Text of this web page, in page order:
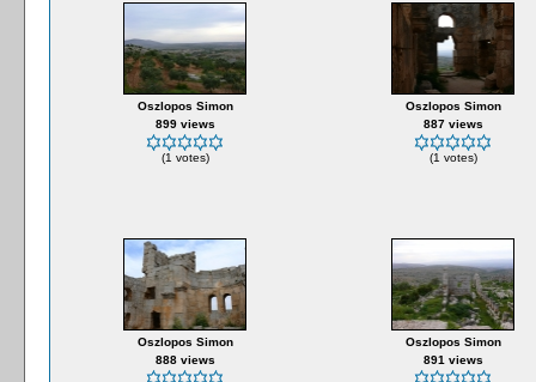
Oszlopos Simon
899 views
(1 votes)
Oszlopos Simon
887 views
(1 votes)
Oszlopos Simon
888 views
Oszlopos Simon
891 views